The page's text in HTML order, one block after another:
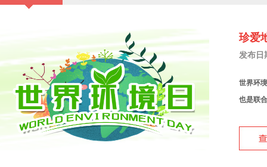
珍爱
发布日
世界环
也是联